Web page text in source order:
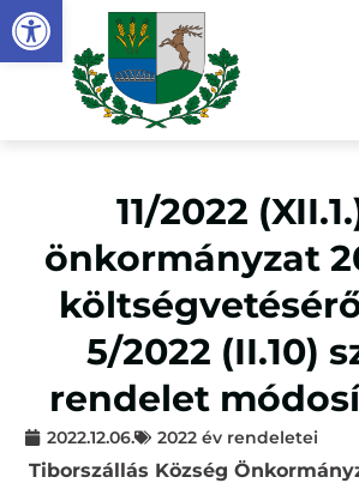
Eszköztár megnyitása
11/2022
önkormányzat
5/2022 (II.10)
rendelet
2022.12.06. 2022 év rendeletei
Tiborszállás Község